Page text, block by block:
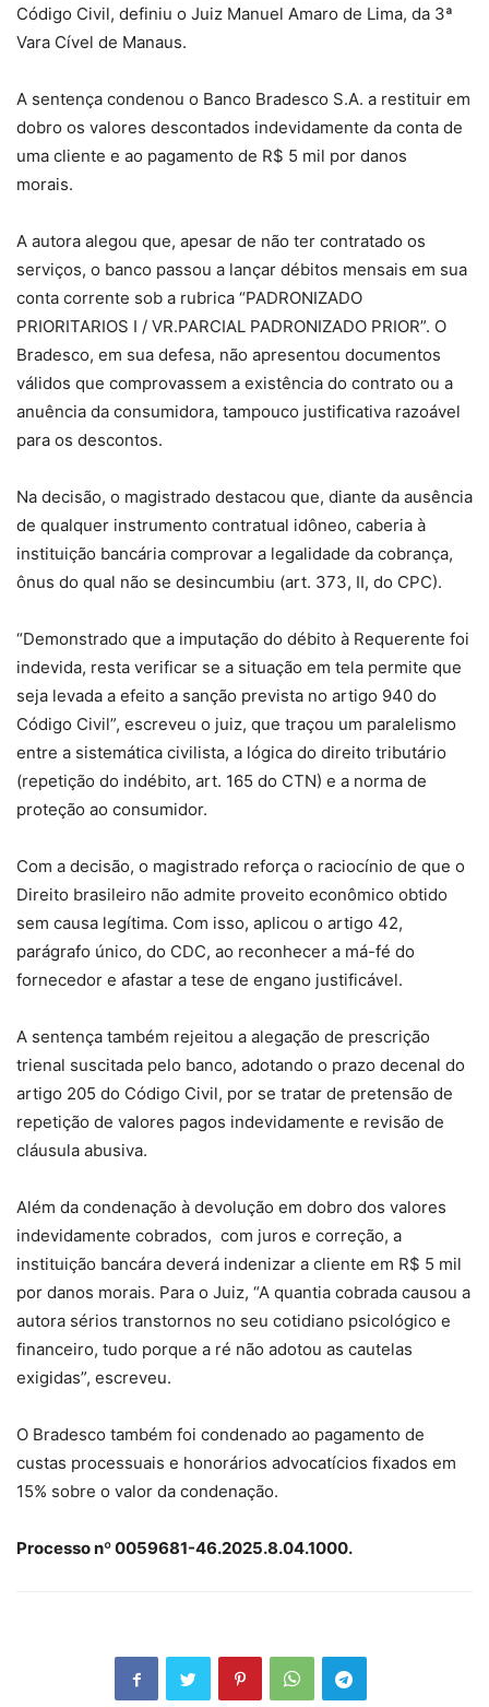
Código Civil, definiu o Juiz Manuel Amaro de Lima, da 3ª
Vara Cível de Manaus.
A sentença condenou o Banco Bradesco S.A. a restituir em
dobro os valores descontados indevidamente da conta de
uma cliente e ao pagamento de R$ 5 mil por danos
morais.
A autora alegou que, apesar de não ter contratado os
serviços, o banco passou a lançar débitos mensais em sua
conta corrente sob a rubrica “PADRONIZADO
PRIORITARIOS I / VR.PARCIAL PADRONIZADO PRIOR”. O
Bradesco, em sua defesa, não apresentou documentos
válidos que comprovassem a existência do contrato ou a
anuência da consumidora, tampouco justificativa razoável
para os descontos.
Na decisão, o magistrado destacou que, diante da ausência
de qualquer instrumento contratual idôneo, caberia à
instituição bancária comprovar a legalidade da cobrança,
ônus do qual não se desincumbiu (art. 373, II, do CPC).
“Demonstrado que a imputação do débito à Requerente foi
indevida, resta verificar se a situação em tela permite que
seja levada a efeito a sanção prevista no artigo 940 do
Código Civil”, escreveu o juiz, que traçou um paralelismo
entre a sistemática civilista, a lógica do direito tributário
(repetição do indébito, art. 165 do CTN) e a norma de
proteção ao consumidor.
Com a decisão, o magistrado reforça o raciocínio de que o
Direito brasileiro não admite proveito econômico obtido
sem causa legítima. Com isso, aplicou o artigo 42,
parágrafo único, do CDC, ao reconhecer a má-fé do
fornecedor e afastar a tese de engano justificável.
A sentença também rejeitou a alegação de prescrição
trienal suscitada pelo banco, adotando o prazo decenal do
artigo 205 do Código Civil, por se tratar de pretensão de
repetição de valores pagos indevidamente e revisão de
cláusula abusiva.
Além da condenação à devolução em dobro dos valores
indevidamente cobrados, com juros e correção, a
instituição bancára deverá indenizar a cliente em R$ 5 mil
por danos morais. Para o Juiz, “A quantia cobrada causou a
autora sérios transtornos no seu cotidiano psicológico e
financeiro, tudo porque a ré não adotou as cautelas
exigidas”, escreveu.
O Bradesco também foi condenado ao pagamento de
custas processuais e honorários advocatícios fixados em
15% sobre o valor da condenação.
Processo nº 0059681-46.2025.8.04.1000.